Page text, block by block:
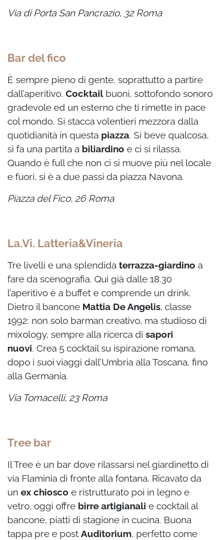
Via di Porta San Pancrazio, 32 Roma
Bar del fico
È sempre pieno di gente, soprattutto a partire
dall’aperitivo. Cocktail buoni, sottofondo sonoro
gradevole ed un esterno che ti rimette in pace
col mondo. Si stacca volentieri mezzora dalla
quotidianità in questa piazza. Si beve qualcosa,
si fa una partita a biliardino e ci si rilassa.
Quando è full che non ci si muove più nel locale
e fuori, si è a due passi da piazza Navona.
Piazza del Fico, 26 Roma
La.Vi. Latteria&Vineria
Tre livelli e una splendida terrazza-giardino a
fare da scenografia. Qui già dalle 18.30
l’aperitivo è a buffet e comprende un drink.
Dietro il bancone Mattia De Angelis, classe
1992: non solo barman creativo, ma studioso di
mixology, sempre alla ricerca di sapori
nuovi. Crea 5 cocktail su ispirazione romana,
dopo i suoi viaggi dall’Umbria alla Toscana, fino
alla Germania.
Via Tomacelli, 23 Roma
Tree bar
Il Tree è un bar dove rilassarsi nel giardinetto di
via Flaminia di fronte alla fontana. Ricavato da
un ex chiosco e ristrutturato poi in legno e
vetro, oggi offre birre artigianali e cocktail al
bancone, piatti di stagione in cucina. Buona
tappa pre e post Auditorium, perfetto come